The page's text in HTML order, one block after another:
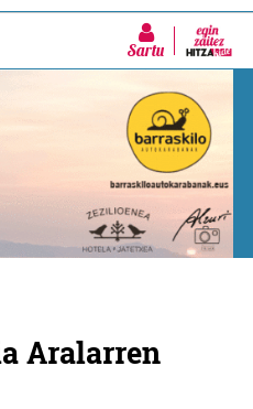
Sartu
Aralarren